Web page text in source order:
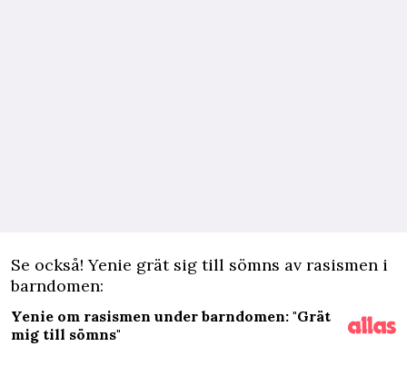
Se också! Yenie grät sig till sömns av rasismen i
barndomen:
Yenie om rasismen under barndomen: "Grät
mig till sömns"